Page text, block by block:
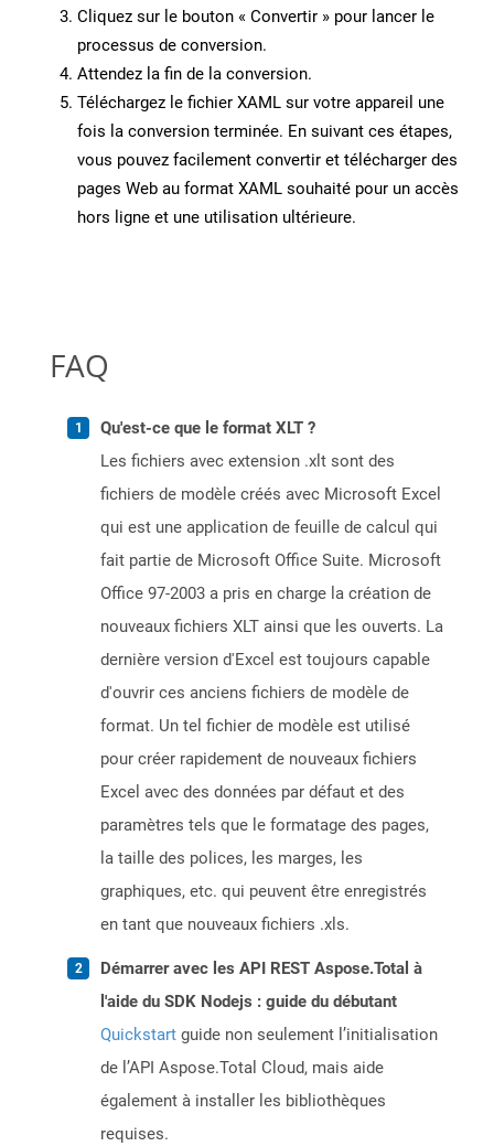
Cliquez sur le bouton « Convertir » pour lancer le
processus de conversion.
Attendez la fin de la conversion.
Téléchargez le fichier XAML sur votre appareil une
fois la conversion terminée. En suivant ces étapes,
vous pouvez facilement convertir et télécharger des
pages Web au format XAML souhaité pour un accès
hors ligne et une utilisation ultérieure.
FAQ
Qu'est-ce que le format XLT ?
Les fichiers avec extension .xlt sont des
fichiers de modèle créés avec Microsoft Excel
qui est une application de feuille de calcul qui
fait partie de Microsoft Office Suite. Microsoft
Office 97-2003 a pris en charge la création de
nouveaux fichiers XLT ainsi que les ouverts. La
dernière version d'Excel est toujours capable
d'ouvrir ces anciens fichiers de modèle de
format. Un tel fichier de modèle est utilisé
pour créer rapidement de nouveaux fichiers
Excel avec des données par défaut et des
paramètres tels que le formatage des pages,
la taille des polices, les marges, les
graphiques, etc. qui peuvent être enregistrés
en tant que nouveaux fichiers .xls.
Démarrer avec les API REST Aspose.Total à
l'aide du SDK Nodejs : guide du débutant
Quickstart guide non seulement l’initialisation
de l’API Aspose.Total Cloud, mais aide
également à installer les bibliothèques
requises.